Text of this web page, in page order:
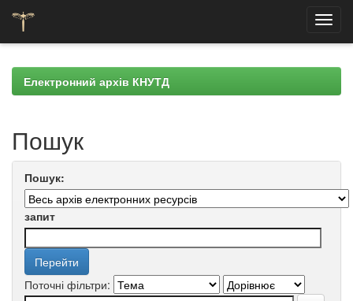
navigationЕлектронний архів КНУТД
Пошук
Пошук:
запит
Поточні фільтри: